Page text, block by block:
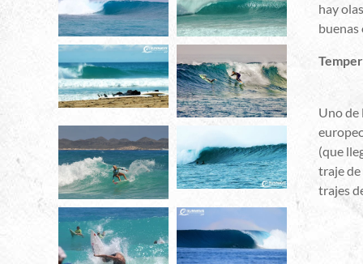
hay
buenas
Uno de
(que
traje de
trajes